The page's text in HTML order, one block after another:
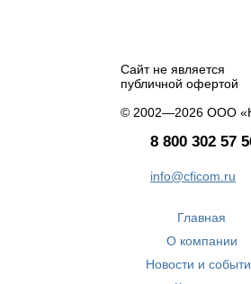
Сайт не является
публичной офертой
© 2002—2026 ООО
8 800 302 57
info@cficom.ru
Главная
О компании
Новости и